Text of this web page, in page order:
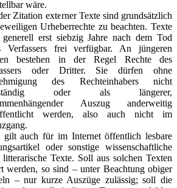
wäre.
Zitation externer Texte sind grundsätzlich
Urheberrechte zu beachten. Texte
erst siebzig Jahre nach dem Tod
Verfassers frei verfügbar. An jüngeren
bestehen in der Regel Rechte des
oder Dritter. Sie dürfen ohne
des Rechteinhabers nicht
oder als längerer,
Auszug anderweitig
werden, also auch nicht im
gilt auch für im Internet öffentlich lesbare
oder sonstige wissenschaftliche
litterarische Texte. Soll aus solchen Texten
werden, so sind – unter Beachtung obiger
– nur kurze Auszüge zulässig; soll die